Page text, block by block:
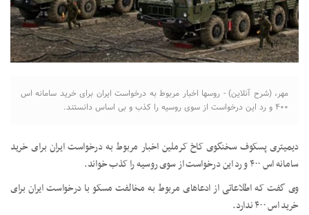
مهر، (شرح آنلاین) - روسها اخبار مربوط به درخواست ایران برای خرید سامانه اس
۴۰۰ و رد این درخواست از سوی روسیه را کذب و بی اساس دانستند.
دیمیتری پسکوف سخنگوی کاخ کرملین اخبار مربوط به درخواست ایران برای خرید
سامانه اس ۴۰۰ و رد این درخواست از سوی روسیه را کذب خواند.
وی گفت که اطلاعاتی از ادعاهای مربوط به مخالفت مسکو با درخواست ایران برای
خرید اس ۴۰۰ ندارد.